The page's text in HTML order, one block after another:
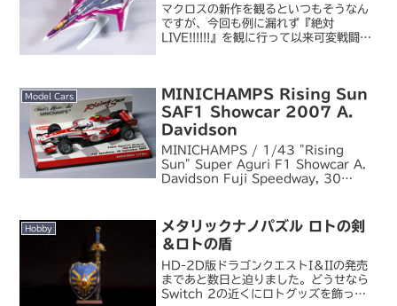
マクロスの新作を観るといつもそうなん
ですが、今回も例に漏れず『絶対
LIVE!!!!!!』を観に行って以来可変戦闘機
ン VF-31C...
Model Cars
MINICHAMPS Rising Sun
SAF1 Showcar 2007 A.
Davidson
MINICHAMPS / 1/43 "Rising
Sun" Super Aguri F1 Showcar A.
Davidson Fuji Speedway, 30
Hobby
メタリックナノパズル ロトの剣
＆ロトの盾
HD-2D版ドラゴンクエストI＆IIの発売
まであと数日と迫りました。どうせなら
Switch 2の近くにロトグッズを飾って